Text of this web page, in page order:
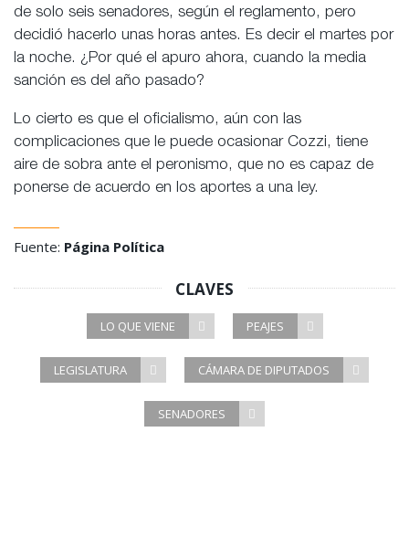
de solo seis senadores, según el reglamento, pero
decidió hacerlo unas horas antes. Es decir el martes por
la noche. ¿Por qué el apuro ahora, cuando la media
sanción es del año pasado?
Lo cierto es que el oficialismo, aún con las
complicaciones que le puede ocasionar Cozzi, tiene
aire de sobra ante el peronismo, que no es capaz de
ponerse de acuerdo en los aportes a una ley.
Fuente: Página Política
CLAVES
LO QUE VIENE PEAJES
LEGISLATURA CÁMARA DE DIPUTADOS
SENADORES